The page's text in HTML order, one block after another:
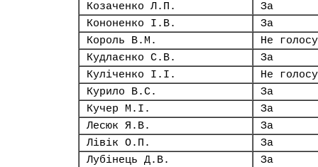
Козаченко Л.П.
За
Кононенко І.В.
За
Король В.М.
Не
Кудлаєнко С.В.
За
Куліченко І.І.
Не
Курило В.С.
За
Кучер М.І.
За
Лесюк Я.В.
За
Лівік О.П.
За
Лубінець Д.В.
За